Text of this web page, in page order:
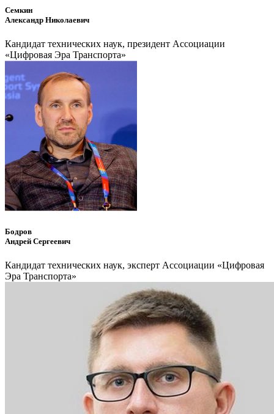
Семкин
Александр Николаевич
Кандидат технических наук, президент Ассоциации
«Цифровая Эра Транспорта»
Бодров
Андрей Сергеевич
Кандидат технических наук, эксперт Ассоциации «Цифровая
Эра Транспорта»